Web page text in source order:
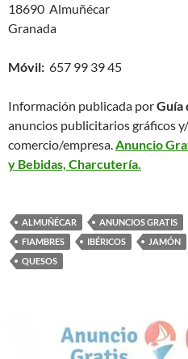
18690 Almuñécar
Granada
Móvil: 657 99 39 45
Información publicada porGuía
anuncios publicitarios gráficos
comercio/empresa.Anuncio
y Bebidas, Charcutería.
ALMUÑÉCAR ANUNCIOS GRATIS
FIAMBRES
IBÉRICOS JAMÓN
QUESOS